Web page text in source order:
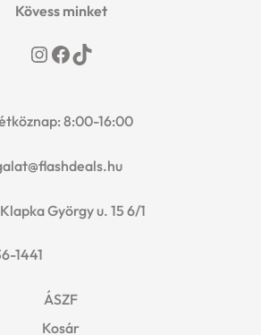
Kövess minket
Instagram
Facebook
TikTok
8:00-16:00
György u. 15 6/1
1441
ÁSZF
Kosár